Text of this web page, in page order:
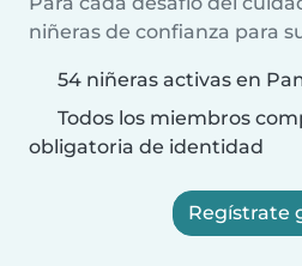
niñeras de confianza para
54 niñeras activas en
Todos los miembros
obligatoria de identidad
Regístrate